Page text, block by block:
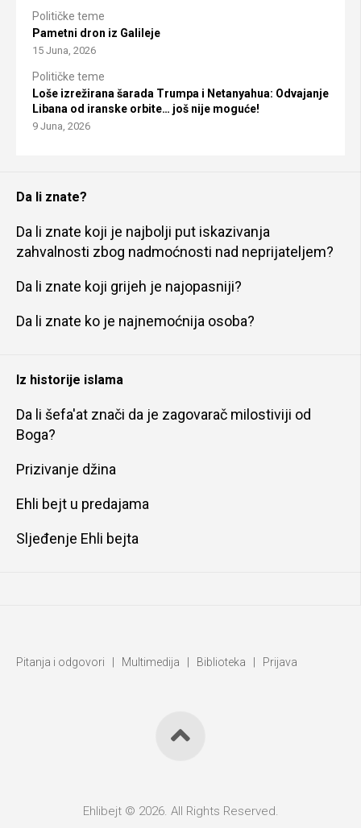
Političke teme
Pametni dron iz Galileje
15 Juna, 2026
Političke teme
Loše izrežirana šarada Trumpa i Netanyahua: Odvajanje
Libana od iranske orbite… još nije moguće!
9 Juna, 2026
Da li znate?
Da li znate koji je najbolji put iskazivanja
zahvalnosti zbog nadmoćnosti nad neprijateljem?
Da li znate koji grijeh je najopasniji?
Da li znate ko je najnemoćnija osoba?
Iz historije islama
Da li šefa'at znači da je zagovarač milostiviji od
Boga?
Prizivanje džina
Ehli bejt u predajama
Sljeđenje Ehli bejta
Pitanja i odgovori Multimedija Biblioteka Prijava
Ehlibejt © 2026. All Rights Reserved.